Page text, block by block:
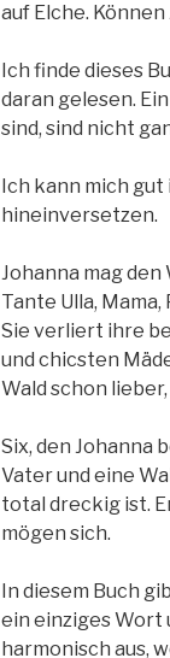
auf Elche.
Ich finde dieses
daran gelesen.
sind, sind nicht
Ich kann mich
hineinversetzen.
Johanna mag den
Tante Ulla,
Sie verliert ihre
und chicsten
Wald schon
Six, den Johanna
Vater und eine
total dreckig ist.
mögen sich.
In diesem Buch
ein einziges Wort
harmonisch aus,